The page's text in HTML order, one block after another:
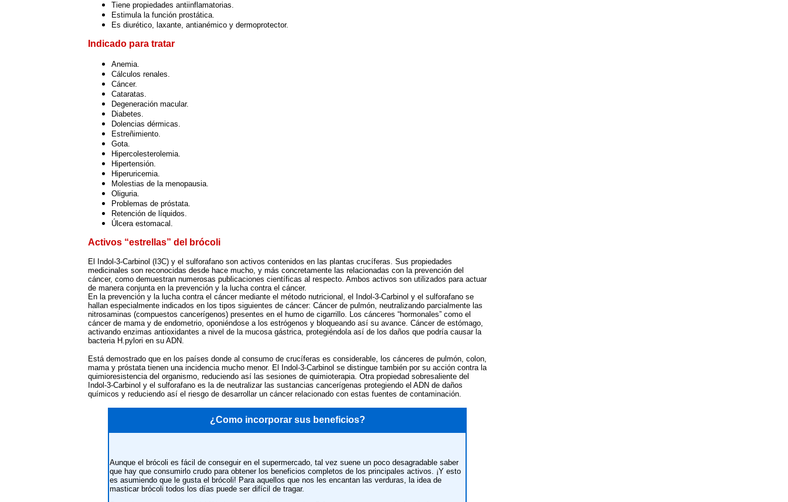
Tiene propiedades antiinflamatorias.
Estimula la función prostática.
Es diurético, laxante, antianémico y dermoprotector.
Indicado para tratar
Anemia.
Cálculos renales.
Cáncer.
Cataratas.
Degeneración macular.
Diabetes.
Dolencias dérmicas.
Estreñimiento.
Gota.
Hipercolesterolemia.
Hipertensión.
Hiperuricemia.
Molestias de la menopausia.
Oliguria.
Problemas de próstata.
Retención de líquidos.
Úlcera estomacal.
Activos “estrellas” del brócoli
El Indol-3-Carbinol (I3C) y el sulforafano son activos contenidos en las plantas crucíferas. Sus propiedades
medicinales son reconocidas desde hace mucho, y más concretamente las relacionadas con la prevención del
cáncer, como demuestran numerosas publicaciones científicas al respecto. Ambos activos son utilizados para actuar
de manera conjunta en la prevención y la lucha contra el cáncer.
En la prevención y la lucha contra el cáncer mediante el método nutricional, el Indol-3-Carbinol y el sulforafano se
hallan especialmente indicados en los tipos siguientes de cáncer: Cáncer de pulmón, neutralizando parcialmente las
nitrosaminas (compuestos cancerígenos) presentes en el humo de cigarrillo. Los cánceres “hormonales” como el
cáncer de mama y de endometrio, oponiéndose a los estrógenos y bloqueando así su avance. Cáncer de estómago,
activando enzimas antioxidantes a nivel de la mucosa gástrica, protegiéndola así de los daños que podría causar la
bacteria H.pylori en su ADN.
Está demostrado que en los países donde al consumo de crucíferas es considerable, los cánceres de pulmón, colon,
mama y próstata tienen una incidencia mucho menor. El Indol-3-Carbinol se distingue también por su acción contra la
quimioresistencia del organismo, reduciendo así las sesiones de quimioterapia. Otra propiedad sobresaliente del
Indol-3-Carbinol y el sulforafano es la de neutralizar las sustancias cancerígenas protegiendo el ADN de daños
químicos y reduciendo así el riesgo de desarrollar un cáncer relacionado con estas fuentes de contaminación.
¿Como incorporar sus beneficios?
Aunque el brócoli es fácil de conseguir en el supermercado, tal vez suene un poco desagradable saber
que hay que consumirlo crudo para obtener los beneficios completos de los principales activos. ¡Y esto
es asumiendo que le gusta el brócoli! Para aquellos que nos les encantan las verduras, la idea de
masticar brócoli todos los días puede ser difícil de tragar.